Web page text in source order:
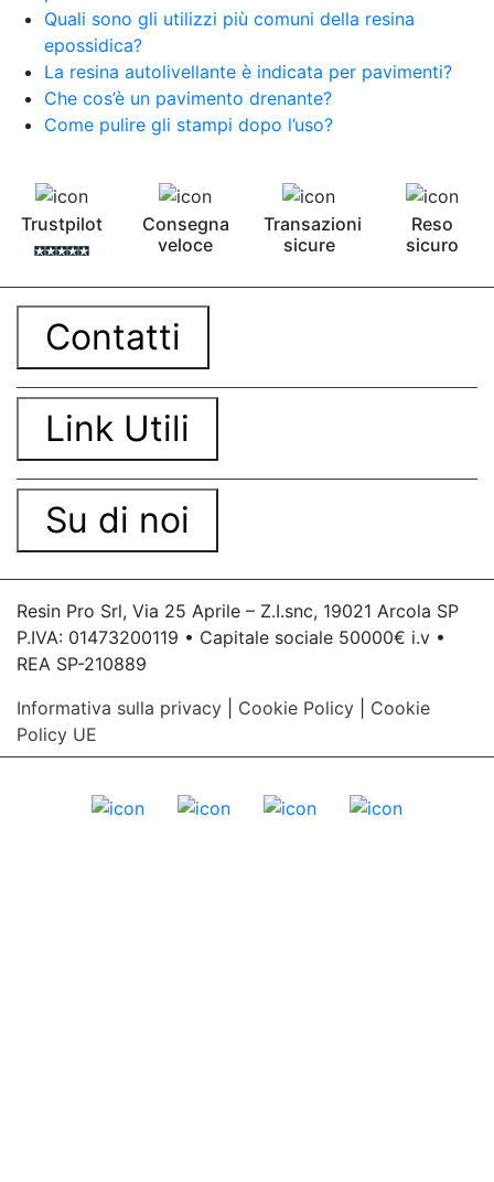
Quali sono gli utilizzi più comuni della resina
epossidica?
La resina autolivellante è indicata per pavimenti?
Che cos’è un pavimento drenante?
Come pulire gli stampi dopo l’uso?
Trustpilot
Consegna
veloce
Transazioni
sicure
Reso
sicuro
Contatti
Link Utili
Su di noi
Resin Pro Srl, Via 25 Aprile – Z.I.snc, 19021 Arcola SP
P.IVA: 01473200119 • Capitale sociale 50000€ i.v •
REA SP-210889
Informativa sulla privacy
Cookie Policy
Cookie
Policy UE